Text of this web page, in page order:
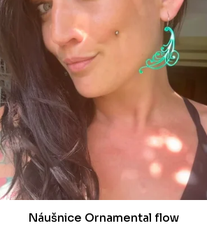
Náušnice Ornamental flow